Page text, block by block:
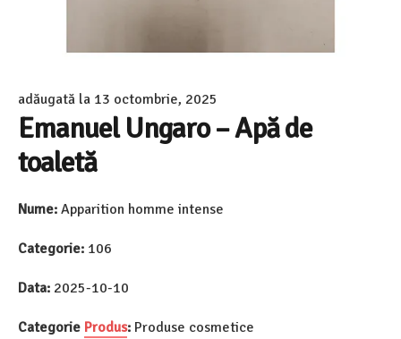
adăugată la 13 octombrie, 2025
Emanuel Ungaro – Apă de
toaletă
Nume: Apparition homme intense
Categorie: 106
Data: 2025-10-10
Categorie Produs: Produse cosmetice